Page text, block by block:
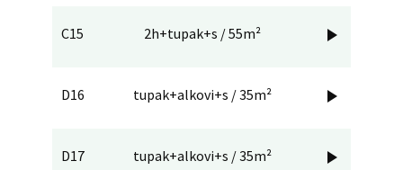
C15 2h+tupak+s / 55m² 
D16 tupak+alkovi+s / 35m² 
D17 tupak+alkovi+s / 35m² 